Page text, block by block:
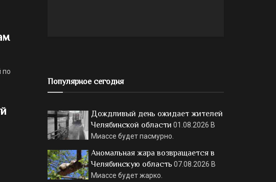
по
Популярное сегодня
Дождливый день ожидает жителей
Челябинской области 01.08.2026 В
Миассе будет пасмурно.
Аномальная жара возвращается в
Челябинскую область 07.08.2026 В
Миассе будет жарко.